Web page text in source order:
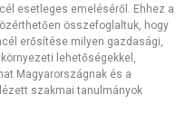
esetleges emeléséről. Ehhez a
összefoglaltuk, hogy
erősítése milyen gazdasági,
lehetőségekkel,
Magyarországnak és a
szakmai tanulmányok